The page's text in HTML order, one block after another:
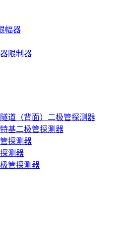
幅器
限制器
道（背面）二极管探测器
基二极管探测器
探测器
测器
管探测器